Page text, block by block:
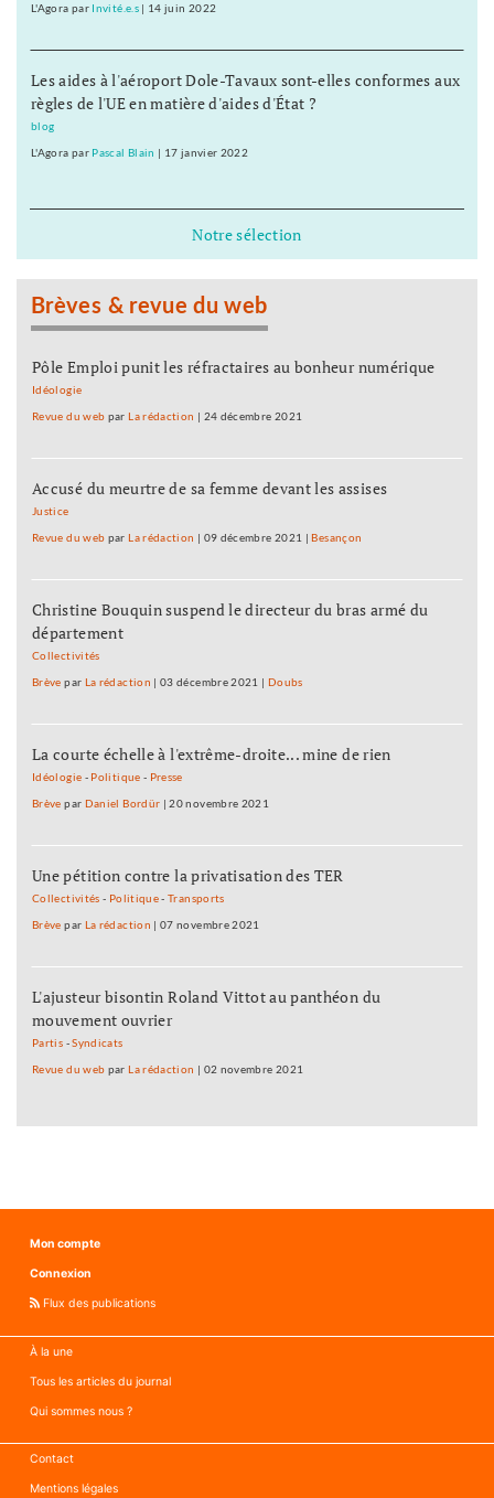
L'Agora par Invité.e.s| 14 juin 2022
Les aides à l'aéroport Dole-Tavaux sont-elles conformes aux
règles de l'UE en matière d'aides d'État ?
blog
L'Agora par Pascal Blain | 17 janvier 2022
Notre sélection
Brèves & revue du web
Pôle Emploi punit les réfractaires au bonheur numérique
Idéologie
Revue du web parLa rédaction | 24 décembre 2021
Accusé du meurtre de sa femme devant les assises
Justice
Revue du web parLa rédaction | 09 décembre 2021 |Besançon
Christine Bouquin suspend le directeur du bras armé du
département
Collectivités
Brève par La rédaction |03 décembre 2021 | Doubs
La courte échelle à l'extrême-droite... mine de rien
Idéologie - Politique - Presse
Brève par Daniel Bordür |20 novembre 2021
Une pétition contre la privatisation des TER
Collectivités - Politique-Transports
Brève par La rédaction |07 novembre 2021
L'ajusteur bisontin Roland Vittot au panthéon du
mouvement ouvrier
Partis -Syndicats
Revue du web parLa rédaction | 02 novembre 2021
Mon compte
Connexion
Flux des publications
À la une
Tous les articles du journal
Qui sommes nous ?
Contact
Mentions légales